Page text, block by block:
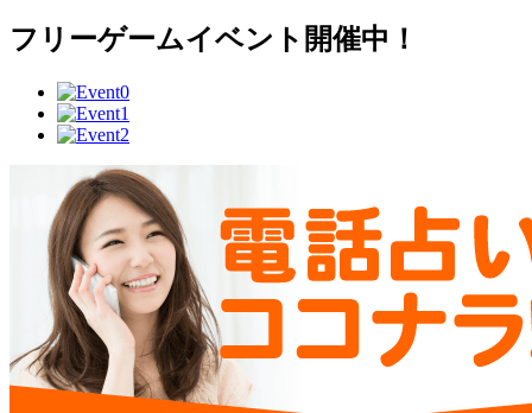
フリーゲームイベント開催中！